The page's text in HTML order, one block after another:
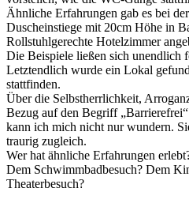
Ähnliche Erfahrungen gab es bei
Duscheinstiege mit 20cm Höhe in
Rollstuhlgerechte Hotelzimmer
Die Beispiele ließen sich unendlich
Letztendlich wurde ein Lokal
stattfinden.
Über die Selbstherrlichkeit,
Bezug auf den Begriff
kann ich mich nicht nur wundern.
traurig zugleich.
Wer hat ähnliche Erfahrungen
Dem Schwimmbadbesuch? Dem
Theaterbesuch?